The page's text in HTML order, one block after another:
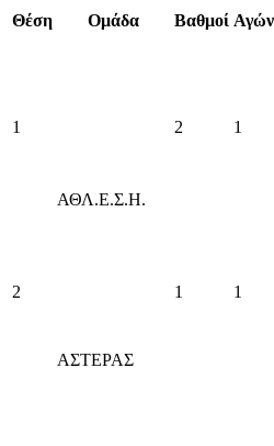
Θέση Ομάδα Βαθμοί
1
ΑΘΛ.Ε.Σ.Η.
2 1
2
ΑΣΤΕΡΑΣ
1 1